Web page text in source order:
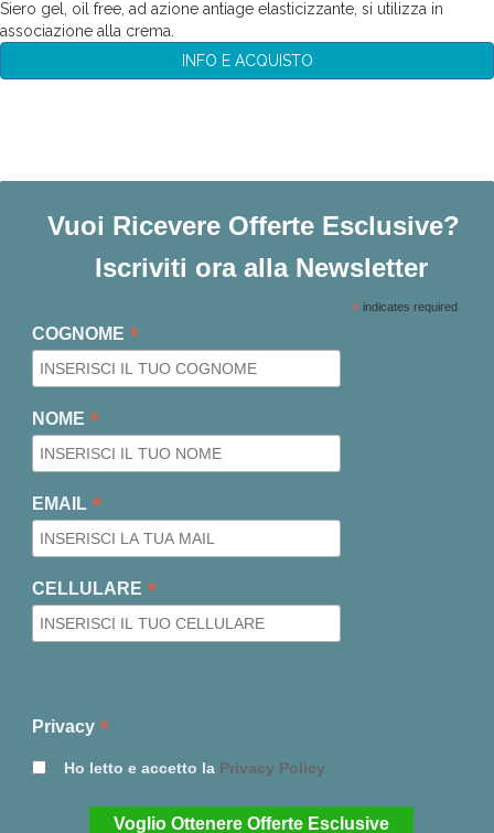
Siero gel, oil free, ad azione antiage elasticizzante, si utilizza in
associazione alla crema.
INFO E ACQUISTO
Vuoi Ricevere Offerte Esclusive?
Iscriviti ora alla Newsletter
*indicates required
COGNOME*
NOME*
EMAIL*
CELLULARE*
Privacy*
Ho letto e accetto la Privacy Policy